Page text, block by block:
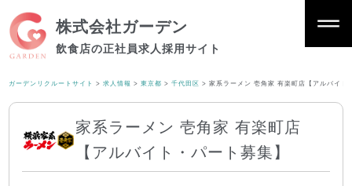
株式会社ガーデン
飲食店の正社員求人採用サイト
ガーデンリクルートサイト >求人情報 >東京都 >千代田区 >家系ラーメン 壱角家 有楽町店【アルバイト
家系ラーメン 壱角家 有楽町店
【アルバイト・パート募集】